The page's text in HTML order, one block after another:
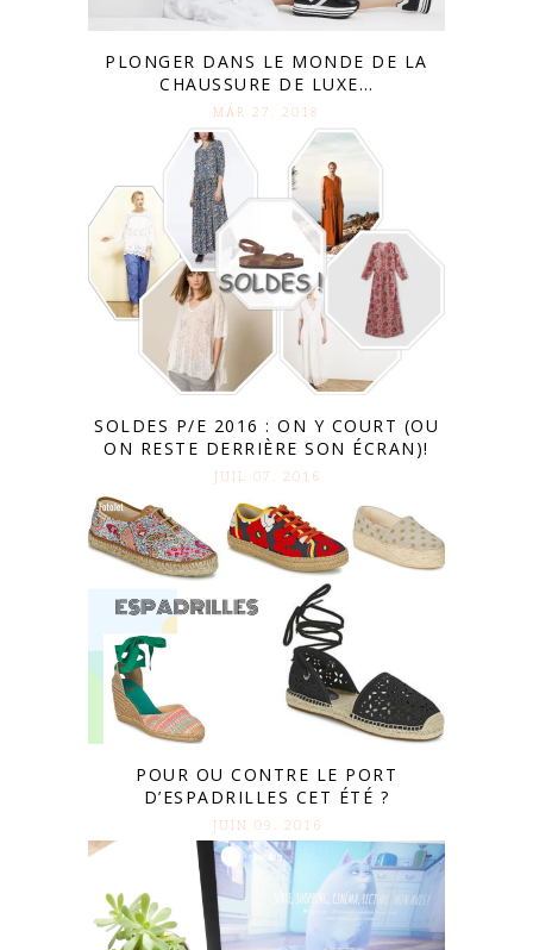
PLONGER DANS LE MONDE DE LA
CHAUSSURE DE LUXE…
MAR 27. 2018
SOLDES P/E 2016 : ON Y COURT (OU
ON RESTE DERRIÈRE SON ÉCRAN)!
JUIL 07. 2016
POUR OU CONTRE LE PORT
D’ESPADRILLES CET ÉTÉ ?
JUIN 09. 2016